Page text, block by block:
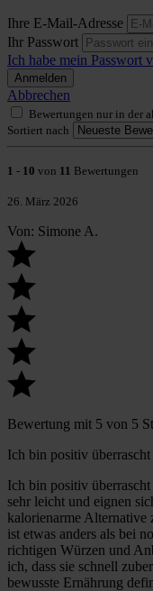
Ihre E-Mail-Adresse
Ihr Passwort
Ich habe mein Passwort
Anmelden
Abbrechen
Bewertungen nur in der
Sortiert nach
1 - 10 von 11 Bewertungen
26. März 2026
Von: Simone A.
Bewertung mit 5 von 5
Ich bin positiv
Ich bin positiv
sehr leicht und eignen
kalorienarme
ist etwas anders als bei
richtigen Würzen und
ich, dass sie schnell
bewusste Ernährung